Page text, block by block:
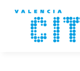
contenido